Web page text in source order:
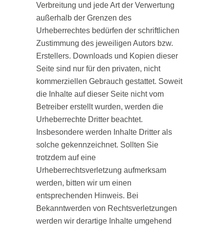
Verbreitung und jede Art der Verwertung
außerhalb der Grenzen des
Urheberrechtes bedürfen der schriftlichen
Zustimmung des jeweiligen Autors bzw.
Erstellers. Downloads und Kopien dieser
Seite sind nur für den privaten, nicht
kommerziellen Gebrauch gestattet. Soweit
die Inhalte auf dieser Seite nicht vom
Betreiber erstellt wurden, werden die
Urheberrechte Dritter beachtet.
Insbesondere werden Inhalte Dritter als
solche gekennzeichnet. Sollten Sie
trotzdem auf eine
Urheberrechtsverletzung aufmerksam
werden, bitten wir um einen
entsprechenden Hinweis. Bei
Bekanntwerden von Rechtsverletzungen
werden wir derartige Inhalte umgehend